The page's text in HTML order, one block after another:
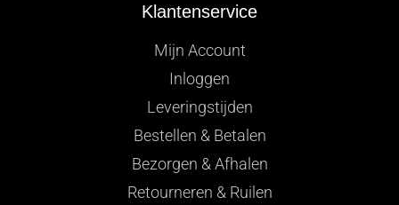
Klantenservice
Mijn Account
Inloggen
Leveringstijden
Bestellen & Betalen
Bezorgen & Afhalen
Retourneren & Ruilen